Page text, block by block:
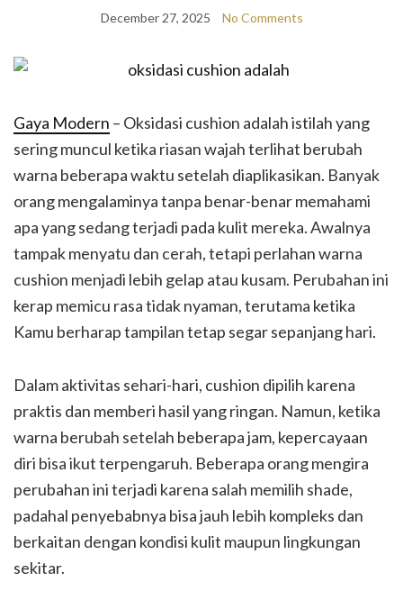
December 27, 2025 No Comments
Gaya Modern – Oksidasi cushion adalah istilah yang
sering muncul ketika riasan wajah terlihat berubah
warna beberapa waktu setelah diaplikasikan. Banyak
orang mengalaminya tanpa benar-benar memahami
apa yang sedang terjadi pada kulit mereka. Awalnya
tampak menyatu dan cerah, tetapi perlahan warna
cushion menjadi lebih gelap atau kusam. Perubahan ini
kerap memicu rasa tidak nyaman, terutama ketika
Kamu berharap tampilan tetap segar sepanjang hari.
Dalam aktivitas sehari-hari, cushion dipilih karena
praktis dan memberi hasil yang ringan. Namun, ketika
warna berubah setelah beberapa jam, kepercayaan
diri bisa ikut terpengaruh. Beberapa orang mengira
perubahan ini terjadi karena salah memilih shade,
padahal penyebabnya bisa jauh lebih kompleks dan
berkaitan dengan kondisi kulit maupun lingkungan
sekitar.